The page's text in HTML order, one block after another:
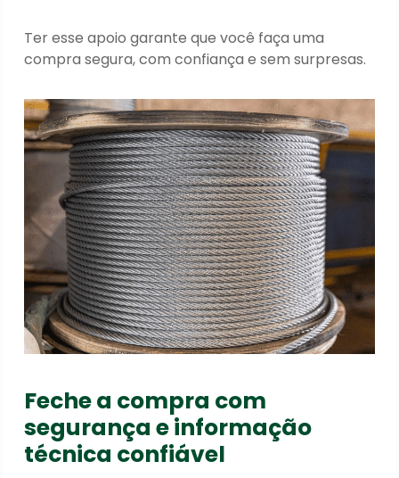
Ter esse apoio garante que você faça uma
compra segura, com confiança e sem surpresas.
Feche a compra com
segurança e informação
técnica confiável